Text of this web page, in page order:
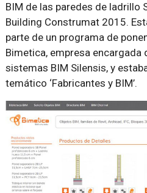
BIM de las paredes de ladrillo
Building Construmat 2015.
parte de un programa de
Bimetica, empresa encargada
sistemas BIM Silensis, y
temático ‘Fabricantes y BIM’.